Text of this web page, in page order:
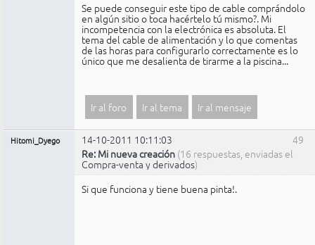
Se puede conseguir este tipo de cable comprándolo
en algún sitio o toca hacértelo tú mismo?. Mi
incompetencia con la electrónica es absoluta. El
tema del cable de alimentación y lo que comentas
de las horas para configurarlo correctamente es lo
único que me desalienta de tirarme a la piscina...
Ir al foro Ir al tema Ir al mensaje
49
Hitomi_Dyego
14-10-2011 10:11:03
Re: Mi nueva creación (16 respuestas, enviadas el
Compra-venta y derivados)
Si que funciona y tiene buena pinta!.